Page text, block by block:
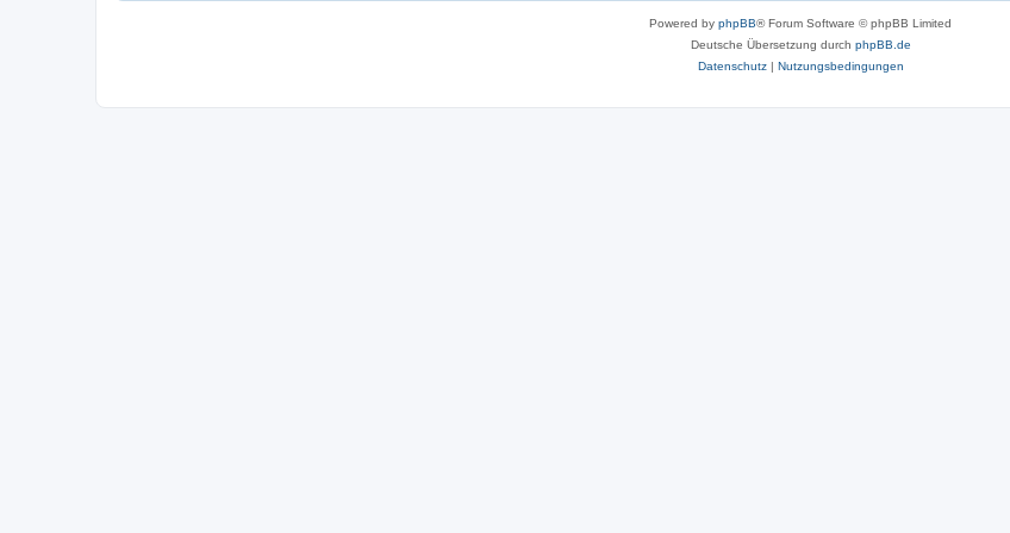
Powered by phpBB® Forum Software © phpBB Limited
Deutsche Übersetzung durch phpBB.de
Datenschutz| Nutzungsbedingungen